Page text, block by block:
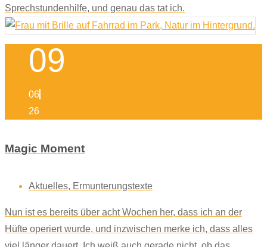
Sprechstundenhilfe, und genau das tat ich.
09
06
26
Magic Moment
Aktuelles, Ermunterungstexte
Nun ist es bereits über acht Wochen her, dass ich an der
Hüfte operiert wurde, und inzwischen merke ich, dass alles